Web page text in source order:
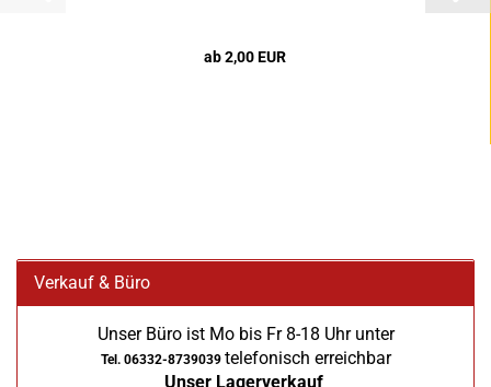
ab 2,00 EUR
Verkauf & Büro
Unser Büro ist Mo bis Fr 8-18 Uhr unter
Tel. 06332-8739039 telefonisch erreichbar
Unser Lagerverkauf